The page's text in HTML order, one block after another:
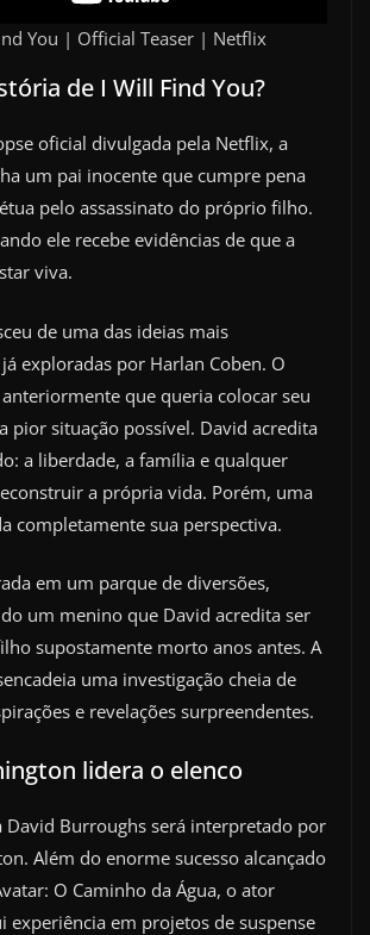
You | Official Teaser | Netflix
de I Will Find You?
oficial divulgada pela Netflix, a
um pai inocente que cumpre pena
pelo assassinato do próprio filho.
ele recebe evidências de que a
viva.
de uma das ideias mais
exploradas por Harlan Coben. O
que queria colocar seu
pior situação possível. David acredita
a liberdade, a família e qualquer
a própria vida. Porém, uma
completamente sua perspectiva.
em um parque de diversões,
um menino que David acredita ser
supostamente morto anos antes. A
uma investigação cheia de
e revelações surpreendentes.
lidera o elenco
David Burroughs será interpretado por
Além do enorme sucesso alcançado
O Caminho da Água, o ator
experiência em projetos de suspense